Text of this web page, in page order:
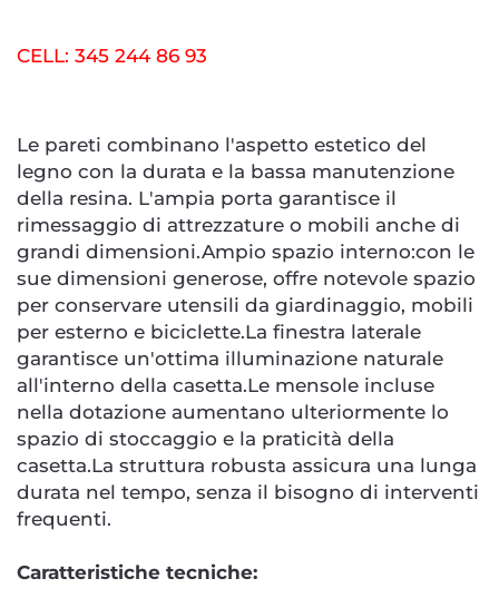
CELL: 345 244 86 93
Le pareti combinano l'aspetto estetico del
legno con la durata e la bassa manutenzione
della resina. L'ampia porta garantisce il
rimessaggio di attrezzature o mobili anche di
grandi dimensioni.Ampio spazio interno:con le
sue dimensioni generose, offre notevole spazio
per conservare utensili da giardinaggio, mobili
per esterno e biciclette.La finestra laterale
garantisce un'ottima illuminazione naturale
all'interno della casetta.Le mensole incluse
nella dotazione aumentano ulteriormente lo
spazio di stoccaggio e la praticità della
casetta.La struttura robusta assicura una lunga
durata nel tempo, senza il bisogno di interventi
frequenti.
Caratteristiche tecniche: